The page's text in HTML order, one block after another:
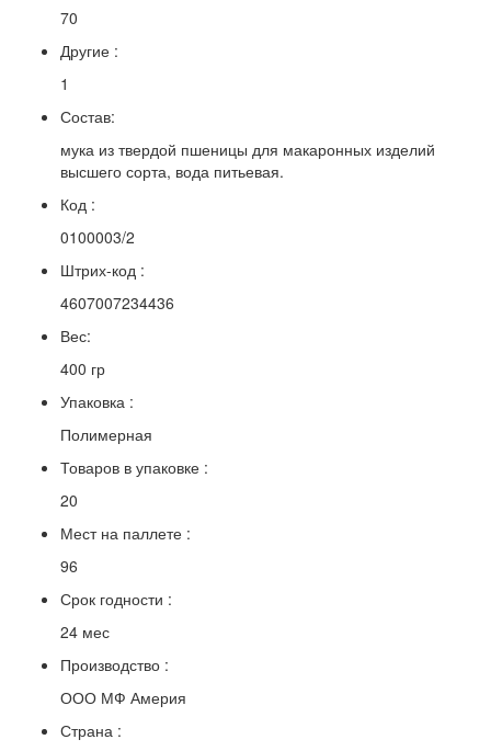
70
Другие :
1
Состав:
мука из твердой пшеницы для макаронных изделий
высшего сорта, вода питьевая.
Код :
0100003/2
Штрих-код :
4607007234436
Вес:
400 гр
Упаковка :
Полимерная
Товаров в упаковке :
20
Мест на паллете :
96
Срок годности :
24 мес
Производство :
ООО МФ Америя
Страна :